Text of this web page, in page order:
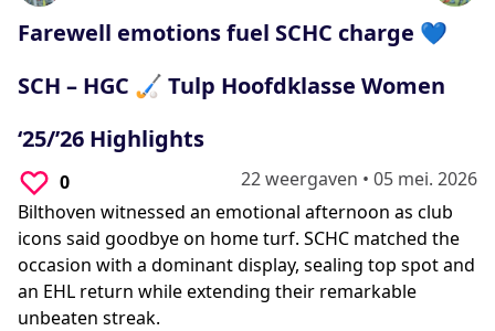
seconds
Farewell emotions fuel SCHC charge 💙
SCH – HGC 🏑 Tulp Hoofdklasse Women
‘25/’26 Highlights
0 22 weergaven • 05 mei. 2026
Bilthoven witnessed an emotional afternoon as club
icons said goodbye on home turf. SCHC matched the
occasion with a dominant display, sealing top spot and
an EHL return while extending their remarkable
unbeaten streak.